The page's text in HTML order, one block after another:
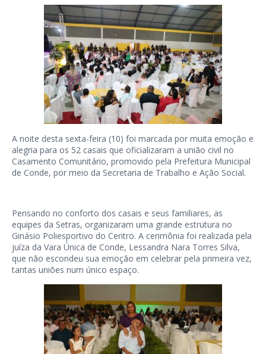
A noite desta sexta-feira (10) foi marcada por muita emoção e
alegria para os 52 casais que oficializaram a união civil no
Casamento Comunitário, promovido pela Prefeitura Municipal
de Conde, por meio da Secretaria de Trabalho e Ação Social.
Pensando no conforto dos casais e seus familiares, as
equipes da Setras, organizaram uma grande estrutura no
Ginásio Poliesportivo do Centro. A cerimônia foi realizada pela
juíza da Vara Única de Conde, Lessandra Nara Torres Silva,
que não escondeu sua emoção em celebrar pela primeira vez,
tantas uniões num único espaço.